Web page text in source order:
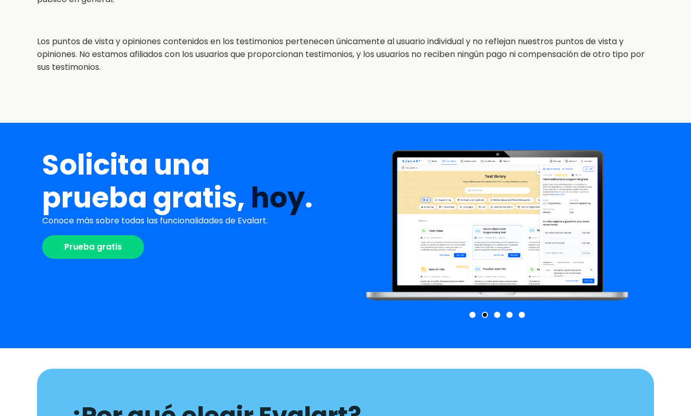
Los puntos de vista y opiniones contenidos en los testimonios pertenecen únicamente al usuario individual y no reflejan nuestros puntos de vista y
opiniones. No estamos afiliados con los usuarios que proporcionan testimonios, y los usuarios no reciben ningún pago ni compensación de otro tipo por
sus testimonios.
Solicita una
prueba gratis, hoy.
Conoce más sobre todas las funcionalidades de Evalart.
Prueba gratis